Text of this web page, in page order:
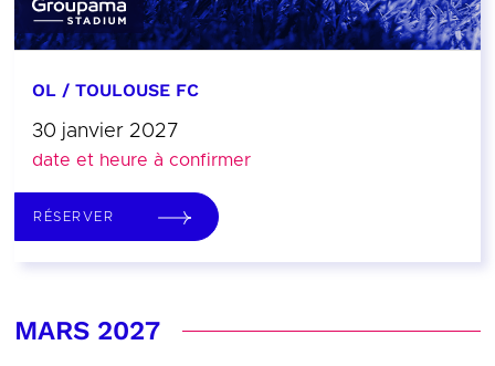
OL / TOULOUSE FC
30 janvier 2027
date et heure à confirmer
RÉSERVER
MARS 2027